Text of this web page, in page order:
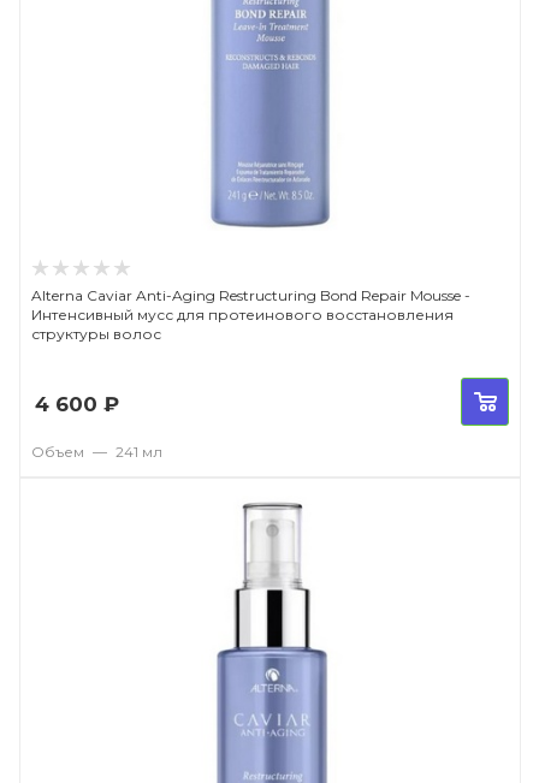
Alterna Caviar Anti-Aging Restructuring Bond Repair Mousse -
Интенсивный мусс для протеинового восстановления
структуры волос
4 600 ₽
Объем — 241 мл